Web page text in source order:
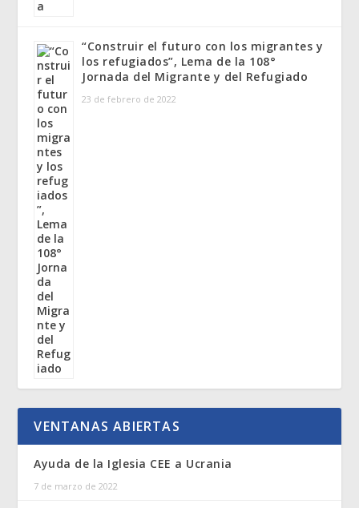
“Construir el futuro con los migrantes y
los refugiados”, Lema de la 108°
Jornada del Migrante y del Refugiado
23 de febrero de 2022
VENTANAS ABIERTAS
Ayuda de la Iglesia CEE a Ucrania
7 de marzo de 2022